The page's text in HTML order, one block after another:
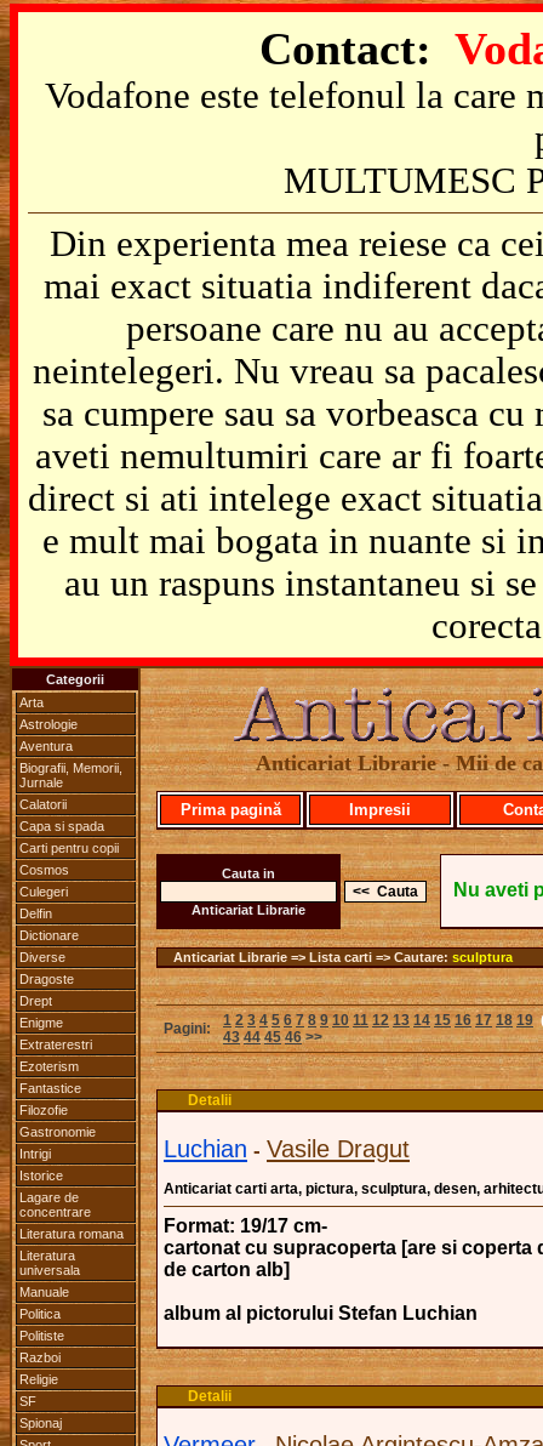
Contact:
Vodafone este telefonul la
MULTUMESC
Din experienta mea reiese ca
mai exact situatia indiferent
persoane care nu au
neintelegeri. Nu vreau sa
sa cumpere sau sa vorbeasca
aveti nemultumiri care ar fi
direct si ati intelege exact
e mult mai bogata in nuante si
au un raspuns instantaneu si
Categorii
Arta
Astrologie
Aventura
Biografii, Memorii,
Jurnale
Calatorii
Capa si spada
Carti pentru copii
Cosmos
Culegeri
Delfin
Dictionare
Diverse
Dragoste
Drept
Enigme
Extraterestri
Ezoterism
Fantastice
Filozofie
Gastronomie
Intrigi
Istorice
Lagare de
concentrare
Literatura romana
Literatura
universala
Manuale
Politica
Politiste
Razboi
Religie
SF
Spionaj
Anticariat Librarie - Mii de
Prima pagină Impresii
Cauta in
Anticariat Librarie
Nu aveti
Anticariat Librarie => Lista carti => Cautare: sculptura
Pagini: 1 2 3 4 5 6 7 8 9 10 11 12 13 14 15 16 17 18 19
43 44 45 46>>
Detalii
Luchian - Vasile Dragut
Anticariat carti arta, pictura, sculptura, desen,
Format: 19/17 cm-
cartonat cu supracoperta [are si coperta
de carton alb]
album al pictorului Stefan Luchian
Detalii